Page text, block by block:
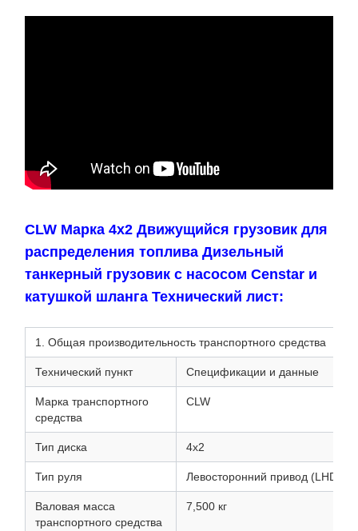
CLW Марка 4x2 Движущийся грузовик для
распределения топлива Дизельный
танкерный грузовик с насосом Censtar и
катушкой шланга Технический лист:
1. Общая производительность транспортного средства
Технический пункт Спецификации и данные
Марка транспортного
средства
CLW
Тип диска 4х2
Тип руля Левосторонний привод (LHD)
Валовая масса
транспортного средства
7,500 кг